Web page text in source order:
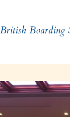
British Boarding